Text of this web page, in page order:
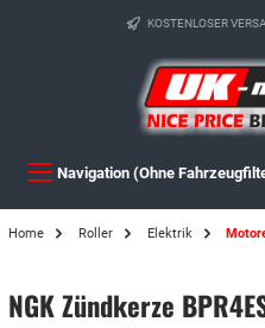
KOSTENLOSER
Navigation (Ohne
Home Roller Elektrik
NGK Zündkerze